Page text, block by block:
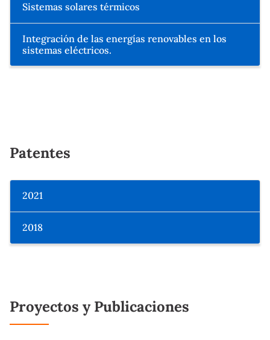
Sistemas solares térmicos
Integración de las energías renovables en los
sistemas eléctricos.
Patentes
2021
2018
Proyectos y Publicaciones